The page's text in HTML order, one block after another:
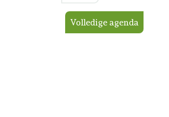
Volledige agenda